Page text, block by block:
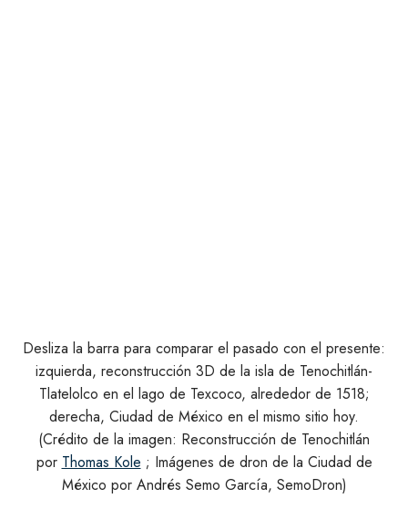
Desliza la barra para comparar el pasado con el presente:
izquierda, reconstrucción 3D de la isla de Tenochitlán-
Tlatelolco en el lago de Texcoco, alrededor de 1518;
derecha, Ciudad de México en el mismo sitio hoy.
(Crédito de la imagen: Reconstrucción de Tenochitlán
por Thomas Kole ; Imágenes de dron de la Ciudad de
México por Andrés Semo García, SemoDron)